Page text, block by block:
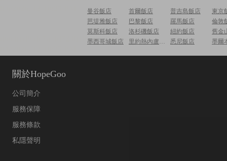
曼谷飯店 首爾飯店 普吉島飯店
東京
芭堤雅飯店
巴黎飯店 羅馬飯店
倫敦
莫斯科飯店
洛杉磯飯店 紐約飯店
舊金
墨西哥城飯店
里約熱內盧飯店 悉尼飯店 墨爾
關於HopeGoo
公司簡介
服務保障
服務條款
私隱聲明